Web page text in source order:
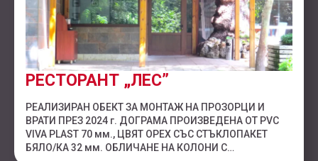
РЕСТОРАНТ „ЛЕС”
РЕАЛИЗИРАН ОБЕКТ ЗА МОНТАЖ НА ПРОЗОРЦИ И
ВРАТИ ПРЕЗ 2024 г. ДОГРАМА ПРОИЗВЕДЕНА ОТ PVC
VIVA PLAST 70 мм., ЦВЯТ ОРЕХ СЪС СТЪКЛОПАКЕТ
БЯЛО/КА 32 мм. ОБЛИЧАНЕ НА КОЛОНИ С…